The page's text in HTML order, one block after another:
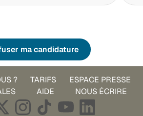
ma candidature
? TARIFS
ESPACE PRESSE
AIDE NOUS ÉCRIRE